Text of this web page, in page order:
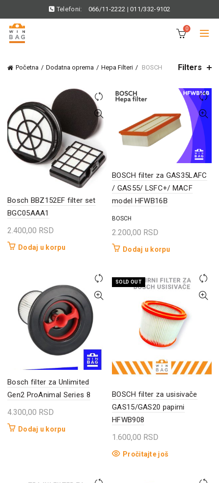
Telefoni: 066/11-2222 |011/332-9102
0
Početna Dodatna oprema Hepa Filteri BOSCH Filters
Bosch BBZ152EF filter set
BGC05AAA1
2.400,00 RSD
Dodaj u korpu
BOSCH filter za GAS35LAFC
/ GAS55/ LSFC+/ MACF
model HFWB16B
BOSCH
2.200,00 RSD
Dodaj u korpu
Bosch filter za Unlimited
Gen2 ProAnimal Series 8
4.300,00 RSD
Dodaj u korpu
SOLD OUT
BOSCH filter za usisivače
GAS15/GAS20 papirni
HFWB908
1.600,00 RSD
Pročitajte još